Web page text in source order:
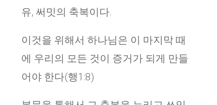
유, 써밋의 축복이다.
이것을 위해서 하나님은 이 마지막 때
에 우리의 모든 것이 증거가 되게 만들
어야 한다(행1:8)